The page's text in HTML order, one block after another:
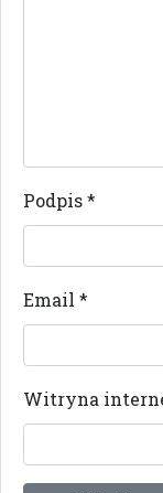
Podpis*
Email *
Witryna